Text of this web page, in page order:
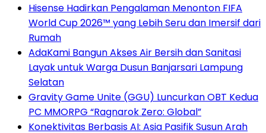
Hisense Hadirkan Pengalaman Menonton FIFA
World Cup 2026™ yang Lebih Seru dan Imersif dari
Rumah
AdaKami Bangun Akses Air Bersih dan Sanitasi
Layak untuk Warga Dusun Banjarsari Lampung
Selatan
Gravity Game Unite (GGU) Luncurkan OBT Kedua
PC MMORPG “Ragnarok Zero: Global”
Konektivitas Berbasis AI: Asia Pasifik Susun Arah